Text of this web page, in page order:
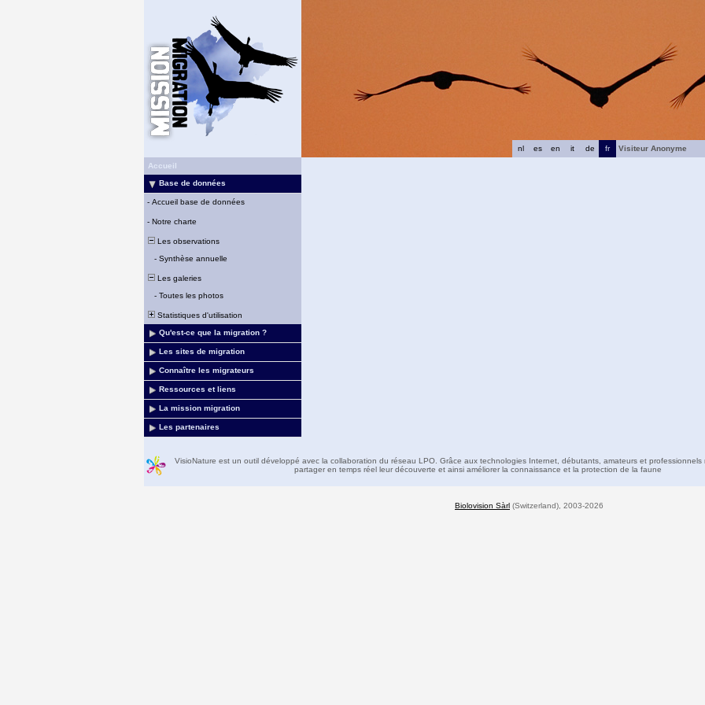
fr
de
it
en
es
nl
Visiteur Anonyme
Accueil
Base de données
- Accueil base de données
- Notre charte
Les observations
- Synthèse annuelle
Les galeries
- Toutes les photos
Statistiques d'utilisation
Qu'est-ce que la migration ?
Les sites de migration
Connaître les migrateurs
Ressources et liens
La mission migration
Les partenaires
VisioNature est un outil développé avec la collaboration du réseau LPO. Grâce aux technologies Internet, débutants, amateurs et professionnels
partager en temps réel leur découverte et ainsi améliorer la connaissance et la protection de la faune
Biolovision Sàrl (Switzerland), 2003-2026